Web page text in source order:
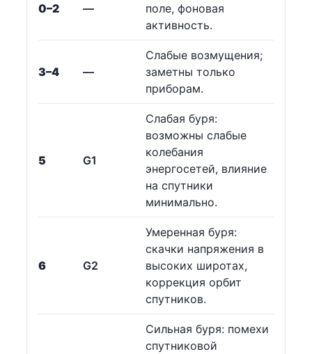
0–2 —
поле, фоновая
активность.
3–4 —
Слабые возмущения;
заметны только
приборам.
5 G1
Слабая буря:
возможны слабые
колебания
энергосетей, влияние
на спутники
минимально.
6 G2
Умеренная буря:
скачки напряжения в
высоких широтах,
коррекция орбит
спутников.
Сильная буря: помехи
спутниковой